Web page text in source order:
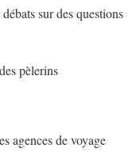
sur des questions
pèlerins
de voyage